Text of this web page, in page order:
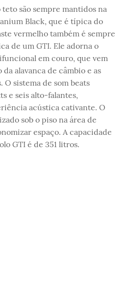
são sempre mantidos na
Black, que é típica do
vermelho também é sempre
de um GTI. Ele adorna o
em couro, que vem
alavanca de câmbio e as
O sistema de som beats
e seis alto-falantes,
acústica cativante. O
sob o piso na área de
espaço. A capacidade
GTI é de 351 litros.